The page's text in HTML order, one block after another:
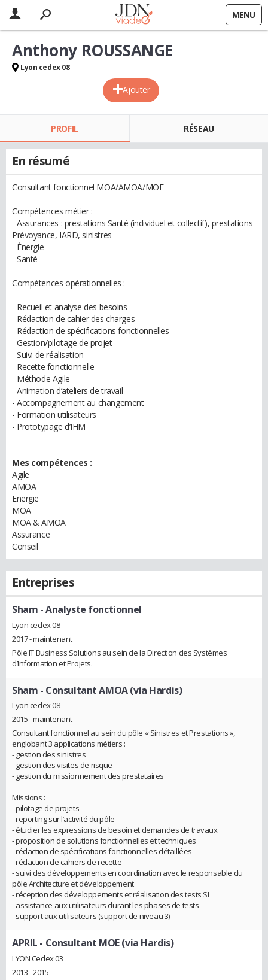
MENU
Ajouter
Anthony ROUSSANGE
Lyon cedex 08
PROFIL RÉSEAU
En résumé
Consultant fonctionnel MOA/AMOA/MOE
Compétences métier :
- Assurances : prestations Santé (individuel et collectif), prestations
Prévoyance, IARD, sinistres
- Énergie
- Santé
Compétences opérationnelles :
- Recueil et analyse des besoins
- Rédaction de cahier des charges
- Rédaction de spécifications fonctionnelles
- Gestion/pilotage de projet
- Suivi de réalisation
- Recette fonctionnelle
- Méthode Agile
- Animation d’ateliers de travail
- Accompagnement au changement
- Formation utilisateurs
- Prototypage d’IHM
Mes compétences :
Agile
AMOA
Energie
MOA
MOA & AMOA
Assurance
Conseil
Entreprises
Sham - Analyste fonctionnel
Lyon cedex 08
2017 - maintenant
Pôle IT Business Solutions au sein de la Direction des Systèmes
d’Information et Projets.
Sham - Consultant AMOA (via Hardis)
Lyon cedex 08
2015 - maintenant
Consultant fonctionnel au sein du pôle « Sinistres et Prestations »,
englobant 3 applications métiers :
- gestion des sinistres
- gestion des visites de risque
- gestion du missionnement des prestataires
Missions :
- pilotage de projets
- reporting sur l’activité du pôle
- étudier les expressions de besoin et demandes de travaux
- proposition de solutions fonctionnelles et techniques
- rédaction de spécifications fonctionnelles détaillées
- rédaction de cahiers de recette
- suivi des développements en coordination avec le responsable du
pôle Architecture et développement
- réception des développements et réalisation des tests SI
- assistance aux utilisateurs durant les phases de tests
- support aux utilisateurs (support de niveau 3)
APRIL - Consultant MOE (via Hardis)
LYON Cedex 03
2013 - 2015